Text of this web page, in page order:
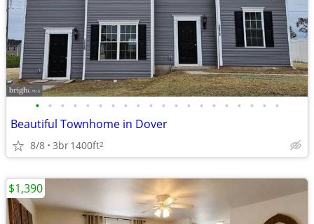
• • • • • • • • • • • • • • • • • • • •
Beautiful Townhome in Dover
8/8 3br1400ft2
$1,390